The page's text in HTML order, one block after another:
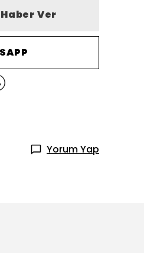
Ver
Yorum Yap